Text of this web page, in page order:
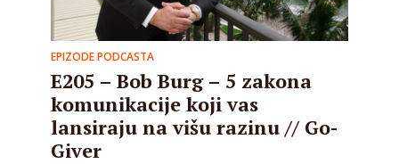
EPIZODE PODCASTA
E205 – Bob Burg – 5 zakona
komunikacije koji vas
lansiraju na višu razinu // Go-
Giver